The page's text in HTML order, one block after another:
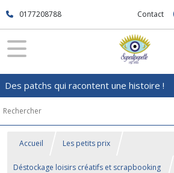
0177208788 Contact
Des patchs qui racontent une histoire !
Accueil Les petits prix
Déstockage loisirs créatifs et scrapbooking